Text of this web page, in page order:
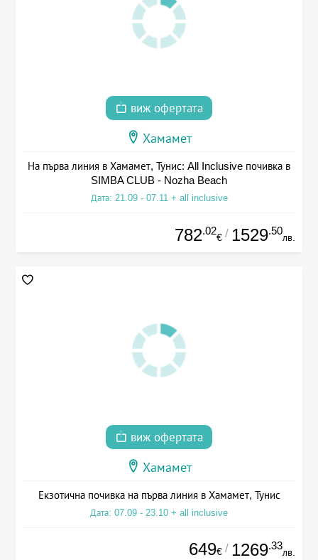
виж офертата
Хамамет
На първа линия в Хамамет, Тунис: All Inclusive почивка в
SIMBA CLUB - Nozha Beach
Дата: 21.09 - 07.11 + all inclusive
782.02
€ / 1529.50
лв.
виж офертата
Хамамет
Екзотична почивка на първа линия в Хамамет, Тунис
Дата: 07.09 - 23.10 + all inclusive
649€ / 1269.33
лв.